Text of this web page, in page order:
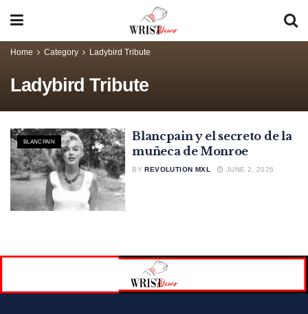
Home Category Ladybird Tribute
Ladybird Tribute
BLANCPAIN
Blancpain y el secreto de la
muñeca de Monroe
BY REVOLUTION MXL JUNE 2, 2026